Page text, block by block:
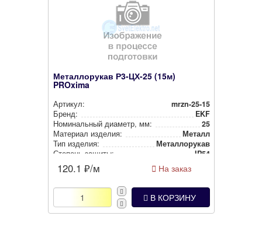
Металлорукав Р3-ЦХ-25 (15м)
PROxima
Артикул:
mrzn-25-15
Бренд:
EKF
Номи­наль­ный диаметр, мм:
25
Материал изделия:
Металл
Тип изделия:
Метал­ло­ру­кав
Степень защиты:
IP54
Цвет:
120.1 ₽/м На заказ
В КОРЗИНУ